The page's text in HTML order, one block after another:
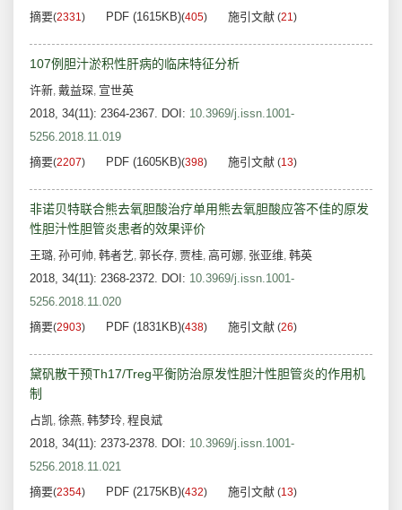
摘要(2331) PDF (1615KB)(405) 施引文献 (21)
107例胆汁淤积性肝病的临床特征分析
许新, 戴益琛, 宣世英
2018, 34(11): 2364-2367. DOI: 10.3969/j.issn.1001-
5256.2018.11.019
摘要(2207) PDF (1605KB)(398) 施引文献 (13)
非诺贝特联合熊去氧胆酸治疗单用熊去氧胆酸应答不佳的原发
性胆汁性胆管炎患者的效果评价
王璐, 孙可帅, 韩者艺, 郭长存, 贾桂, 高可娜, 张亚维, 韩英
2018, 34(11): 2368-2372. DOI: 10.3969/j.issn.1001-
5256.2018.11.020
摘要(2903) PDF (1831KB)(438) 施引文献 (26)
黛矾散干预Th17/Treg平衡防治原发性胆汁性胆管炎的作用机
制
占凯, 徐燕, 韩梦玲, 程良斌
2018, 34(11): 2373-2378. DOI: 10.3969/j.issn.1001-
5256.2018.11.021
摘要(2354) PDF (2175KB)(432) 施引文献 (13)